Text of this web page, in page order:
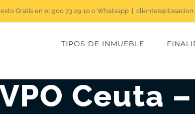
Gratis en el 900 73 29 10 o Whatsapp
TIPOS DE INMUEBLE
Ceuta